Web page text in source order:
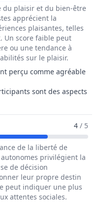
du plaisir et du bien-être
apprécient la
plaisantes, telles
Un score faible peut
ou une tendance à
sur le plaisir.
perçu comme agréable
sont des aspects
De Animateur 4 / 5
de la liberté de
privilégient la
de décision
leur propre destin
peut indiquer une plus
attentes sociales.